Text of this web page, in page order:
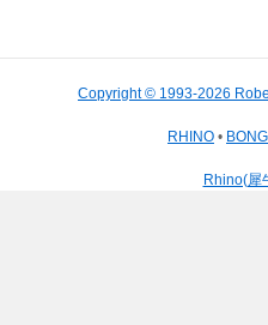
Copyright © 1993-2026
RHINO •
Rhino(犀